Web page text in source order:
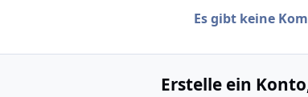
Es gibt keine
Erstelle ein